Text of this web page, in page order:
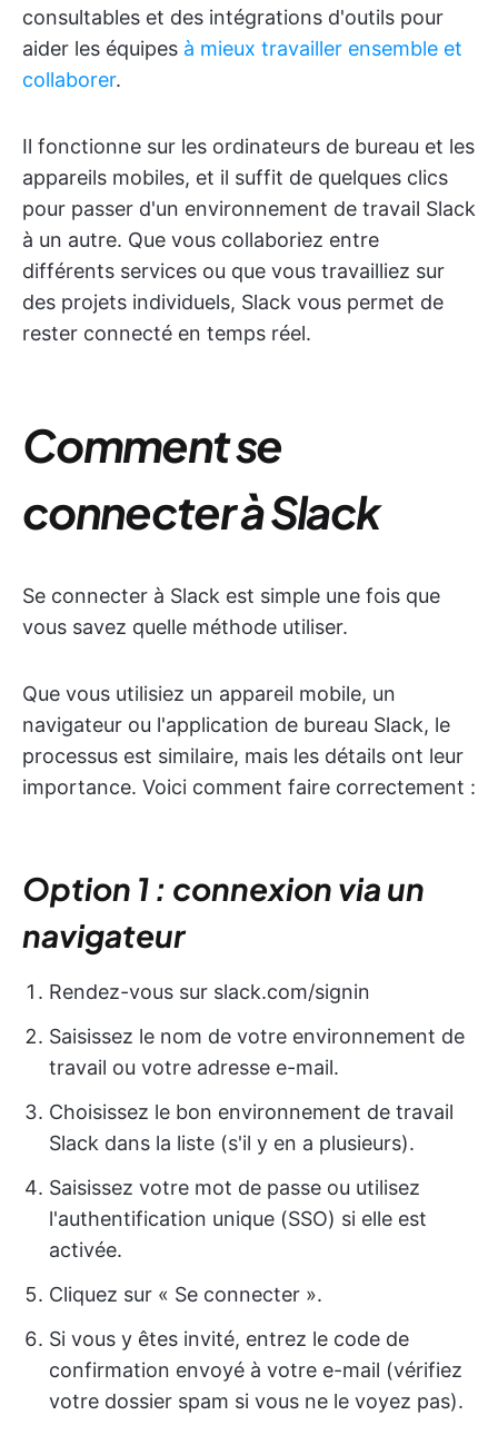
consultables et des intégrations d'outils pour
aider les équipes à mieux travailler ensemble et
collaborer.
Il fonctionne sur les ordinateurs de bureau et les
appareils mobiles, et il suffit de quelques clics
pour passer d'un environnement de travail Slack
à un autre. Que vous collaboriez entre
différents services ou que vous travailliez sur
des projets individuels, Slack vous permet de
rester connecté en temps réel.
Comment se
connecter à Slack
Se connecter à Slack est simple une fois que
vous savez quelle méthode utiliser.
Que vous utilisiez un appareil mobile, un
navigateur ou l'application de bureau Slack, le
processus est similaire, mais les détails ont leur
importance. Voici comment faire correctement :
Option 1 : connexion via un
navigateur
Rendez-vous sur slack.com/signin
Saisissez le nom de votre environnement de
travail ou votre adresse e-mail.
Choisissez le bon environnement de travail
Slack dans la liste (s'il y en a plusieurs).
Saisissez votre mot de passe ou utilisez
l'authentification unique (SSO) si elle est
activée.
Cliquez sur « Se connecter ».
Si vous y êtes invité, entrez le code de
confirmation envoyé à votre e-mail (vérifiez
votre dossier spam si vous ne le voyez pas).